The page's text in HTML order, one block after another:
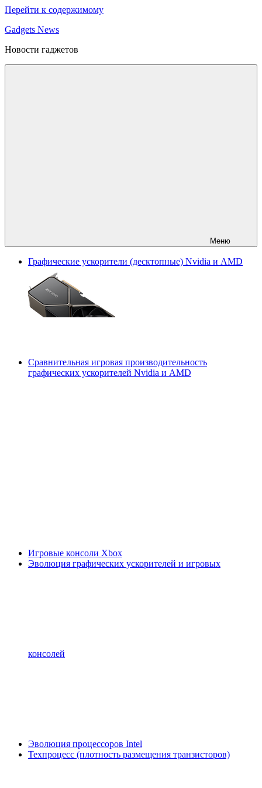
Перейти к содержимому
Gadgets News
Новости гаджетов
Меню
Графические ускорители (десктопные) Nvidia и AMD
Сравнительная игровая производительность
графических ускорителей Nvidia и AMD
Игровые консоли Xbox
Эволюция графических ускорителей и игровых
консолей
Эволюция процессоров Intel
Техпроцесс (плотность размещения транзисторов)